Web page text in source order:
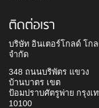
ติดต่อเรา
บริษัท อินเตอร์โกลด์ โก
จำกัด
348 ถนนบริพัตร แขวง
บ้านบาตร เขต
ป้อมปราบศัตรูพ่าย กรุงเ
10100